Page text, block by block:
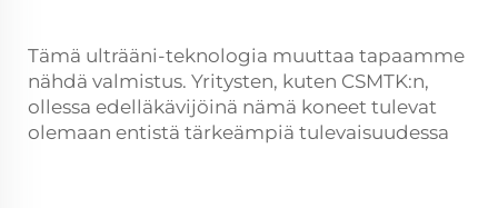
Tämä ulträäni-teknologia muuttaa tapaamme
nähdä valmistus. Yritysten, kuten CSMTK:n,
ollessa edelläkävijöinä nämä koneet tulevat
olemaan entistä tärkeämpiä tulevaisuudessa